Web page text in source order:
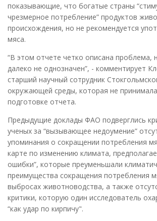
показывающие, что богатые страны
чрезмерное потребление” продуктов
происхождения, но не рекомендуется
мяса.
“В этом отчете четко описана проблема,
далеко не однозначен”, - комментирует
старший научный сотрудник
окружающей среды, которая не
подготовке отчета.
Предыдущие доклады ФАО подверглись
ученых за “вызывающее недоумение”
упоминания о сокращении потребления
карте по изменению климата,
ошибки”, которые преуменьшали
преимущества сокращения потребления
выбросах животноводства, а также
критики, которую один исследователь
“как удар по кирпичу".